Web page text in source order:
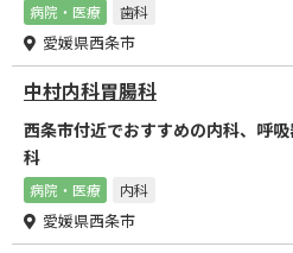
病院・医療 歯科
愛媛県西条市
中村内科胃腸科
西条市付近でおすすめの内科、呼
科
病院・医療 内科
愛媛県西条市